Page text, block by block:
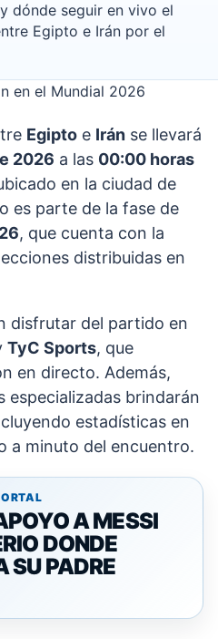
dónde seguir en vivo el
Egipto e Irán por el
Egipto e Irán se llevará
2026 a las 00:00 horas
en la ciudad de
es parte de la fase de
, que cuenta con la
distribuidas en
disfrutar del partido en
TyC Sports, que
en directo. Además,
brindarán
estadísticas en
a minuto del encuentro.
A MESSI
DONDE
SU PADRE